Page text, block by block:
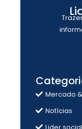
Mercado
Notícias